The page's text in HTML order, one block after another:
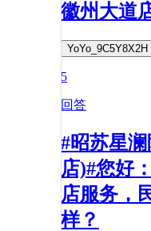
徽州大道
YoYo_9C5Y8X2H
5
回答
#昭苏星
店)#您好
店服务，
样？